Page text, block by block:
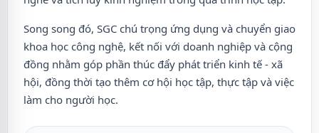
Song song đó, SGC chú trọng ứng dụng và chuyển giao
khoa học công nghệ, kết nối với doanh nghiệp và cộng
đồng nhằm góp phần thúc đẩy phát triển kinh tế - xã
hội, đồng thời tạo thêm cơ hội học tập, thực tập và việc
làm cho người học.